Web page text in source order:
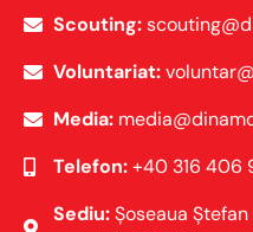
Scouting:
Voluntariat:
Media:
Telefon:+40 316 406
Sediu:Șoseaua